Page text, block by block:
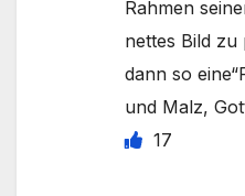
Rahmen
nettes Bild
dann so
und Malz,
17